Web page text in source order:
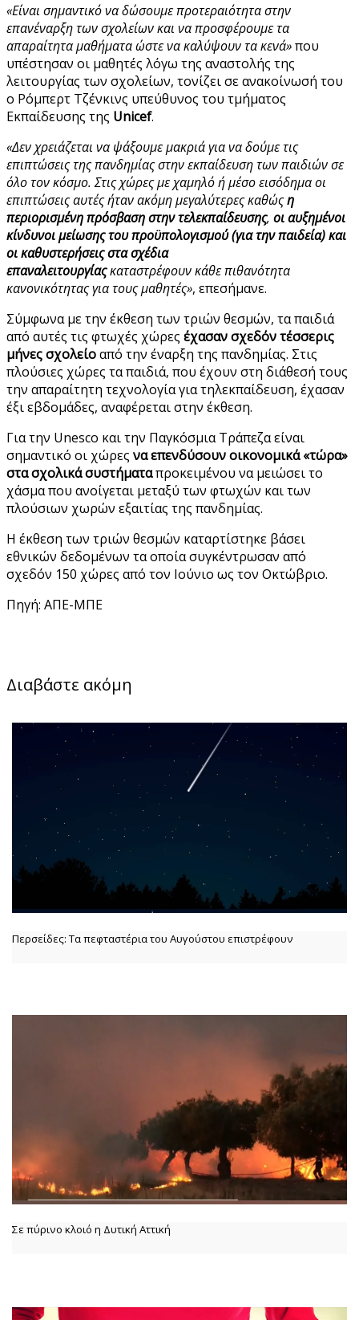
«Είναι σημαντικό να δώσουμε προτεραιότητα στην
επανέναρξη των σχολείων και να προσφέρουμε τα
απαραίτητα μαθήματα ώστε να καλύψουν τα κενά»που
υπέστησαν οι μαθητές λόγω της αναστολής της
λειτουργίας των σχολείων, τονίζει σε ανακοίνωσή του
ο Ρόμπερτ Τζένκινς υπεύθυνος του τμήματος
Εκπαίδευσης της Unicef.
«Δεν χρειάζεται να ψάξουμε μακριά για να δούμε τις
επιπτώσεις της πανδημίας στην εκπαίδευση των παιδιών σε
όλο τον κόσμο. Στις χώρες με χαμηλό ή μέσο εισόδημα οι
επιπτώσεις αυτές ήταν ακόμη μεγαλύτερες καθώςη
περιορισμένη πρόσβαση στην τελεκπαίδευσης, οι αυξημένοι
κίνδυνοι μείωσης του προϋπολογισμού (για την παιδεία) και
οι καθυστερήσεις στα σχέδια
επαναλειτουργίαςκαταστρέφουν κάθε πιθανότητα
κανονικότητας για τους μαθητές», επεσήμανε.
Σύμφωνα με την έκθεση των τριών θεσμών, τα παιδιά
από αυτές τις φτωχές χώρες έχασαν σχεδόν τέσσερις
μήνες σχολείοαπό την έναρξη της πανδημίας. Στις
πλούσιες χώρες τα παιδιά, που έχουν στη διάθεσή τους
την απαραίτητη τεχνολογία για τηλεκπαίδευση, έχασαν
έξι εβδομάδες, αναφέρεται στην έκθεση.
Για την Unesco και την Παγκόσμια Τράπεζα είναι
σημαντικό οι χώρες να επενδύσουν οικονομικά «τώρα»
στα σχολικά συστήματαπροκειμένου να μειώσει το
χάσμα που ανοίγεται μεταξύ των φτωχών και των
πλούσιων χωρών εξαιτίας της πανδημίας.
Η έκθεση των τριών θεσμών καταρτίστηκε βάσει
εθνικών δεδομένων τα οποία συγκέντρωσαν από
σχεδόν 150 χώρες από τον Ιούνιο ως τον Οκτώβριο.
Πηγή: ΑΠΕ-ΜΠΕ
Διαβάστε ακόμη
Περσείδες: Τα πεφταστέρια του Αυγούστου επιστρέφουν
Σε πύρινο κλοιό η Δυτική Αττική